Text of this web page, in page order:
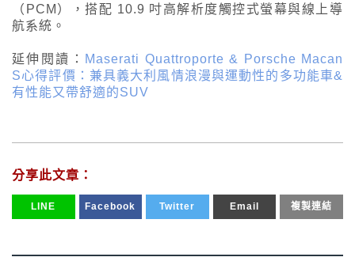
（PCM），搭配 10.9 吋高解析度觸控式螢幕與線上導
航系統。
延伸閱讀：
Maserati Quattroporte & Porsche Macan
S心得評價：兼具義大利風情浪漫與運動性的多功能車&
有性能又帶舒適的SUV
分享此文章：
LINE Facebook Twitter Email 複製連結